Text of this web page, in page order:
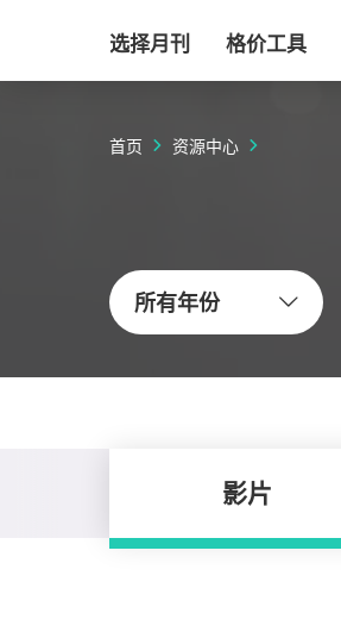
选择月刊 格价工具
首页 资源中心
所有年份
影片